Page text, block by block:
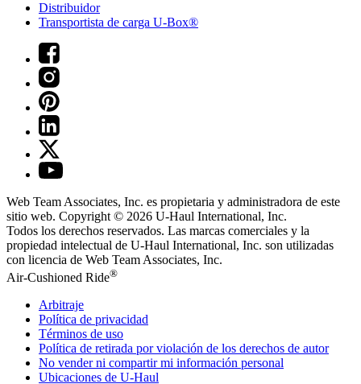
Distribuidor
Transportista de carga U-Box®
Web Team Associates, Inc. es propietaria y administradora de este
sitio web. Copyright © 2026 U-Haul International, Inc.
Todos los derechos reservados. Las marcas comerciales y la
propiedad intelectual de U-Haul International, Inc. son utilizadas
con licencia de Web Team Associates, Inc.
Air-Cushioned Ride®
Arbitraje
Política de privacidad
Términos de uso
Política de retirada por violación de los derechos de autor
No vender ni compartir mi información personal
Ubicaciones de U-Haul